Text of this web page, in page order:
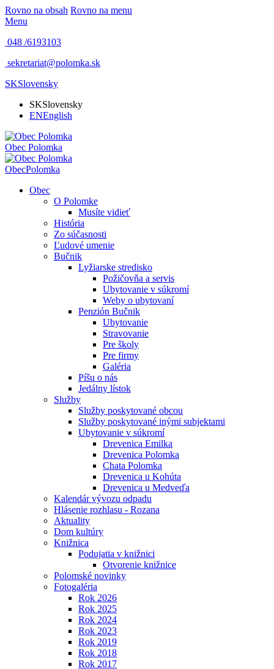
Rovno na obsah Rovno na menu
Menu
048 /6193103
sekretariat@polomka.sk
SKSlovensky
SKSlovensky
ENEnglish
Obec Polomka
ObecPolomka
Obec
O Polomke
Musíte vidieť
História
Zo súčasnosti
Ľudové umenie
Bučnik
Lyžiarske stredisko
Požičovňa a servis
Ubytovanie v súkromí
Weby o ubytovaní
Penzión Bučnik
Ubytovanie
Stravovanie
Pre školy
Pre firmy
Galéria
Píšu o nás
Jedálny lístok
Služby
Služby poskytované obcou
Služby poskytované inými subjektami
Ubytovanie v súkromí
Drevenica Emilka
Drevenica Polomka
Chata Polomka
Drevenica u Kohúta
Drevenica u Medveďa
Kalendár vývozu odpadu
Hlásenie rozhlasu - Rozana
Aktuality
Dom kultúry
Knižnica
Podujatia v knižnici
Otvorenie knižnice
Polomské novinky
Fotogaléria
Rok 2026
Rok 2025
Rok 2024
Rok 2023
Rok 2019
Rok 2018
Rok 2017